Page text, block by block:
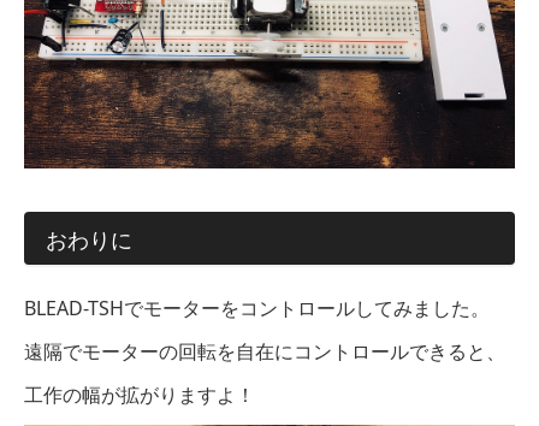
おわりに
BLEAD-TSHでモーターをコントロールしてみました。
遠隔でモーターの回転を自在にコントロールできると、
工作の幅が拡がりますよ！